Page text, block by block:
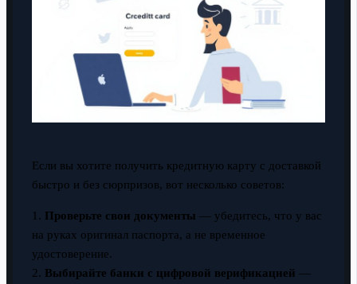
Если вы хотите получить кредитную карту с доставкой
быстро и без сюрпризов, вот несколько советов:
1. Проверьте свои документы — убедитесь, что у вас
на руках оригинал паспорта, а не временное
удостоверение.
2. Выбирайте банки с цифровой верификацией —